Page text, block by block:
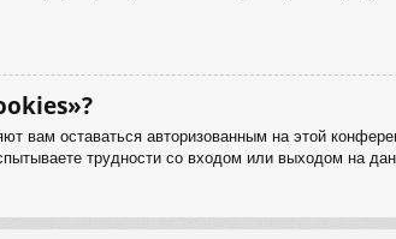
вам оставаться авторизованным на этой
трудности со входом или выходом на